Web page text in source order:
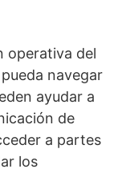
operativa del
navegar
ayudar a
de
a partes
los